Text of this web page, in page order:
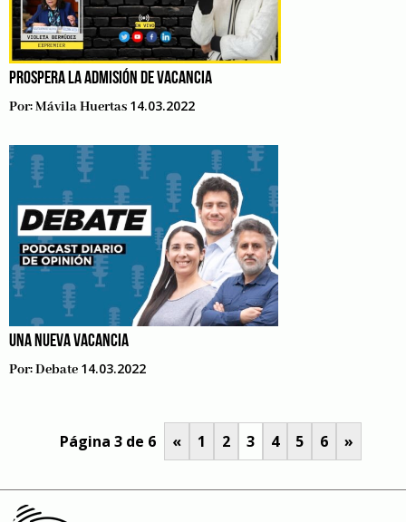
PROSPERA LA ADMISIÓN DE VACANCIA
Por:Mávila Huertas 14.03.2022
UNA NUEVA VACANCIA
Por:Debate 14.03.2022
Página 3 de 6 « 1 2 3 4 5 6 »